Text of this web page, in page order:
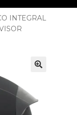
INTEGRAL